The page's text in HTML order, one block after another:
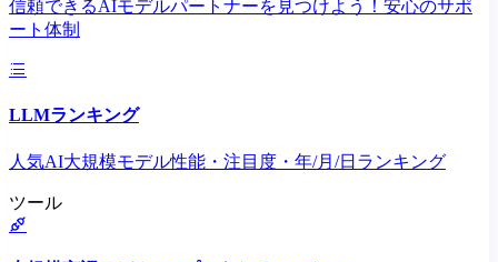
信頼できるAIモデルパートナーを見つけよう！安心のサポ
ート体制
LLMランキング
人気AI大規模モデル性能・注目度・年/月/日ランキング
ツール